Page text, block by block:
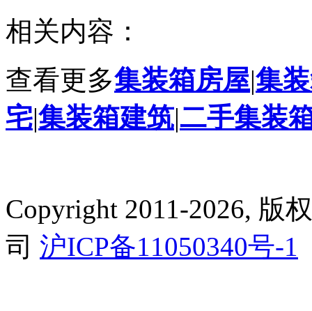
相关内容：
查看更多集装箱房屋|集
宅|集装箱建筑|二手集装
Copyright 2011-2026, 版
司 沪ICP备11050340号-1